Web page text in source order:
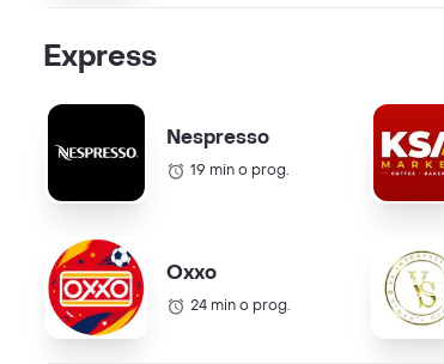
Express
Nespresso
19 min o prog.
Oxxo
24 min o prog.